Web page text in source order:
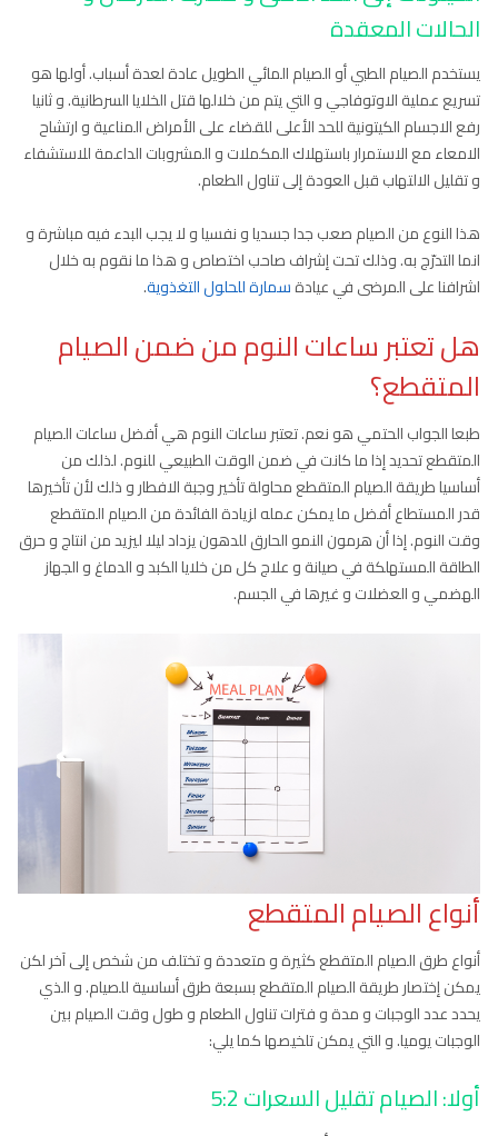
الحالات المعقدة
يستخدم الصيام الطبي أو الصيام المائي الطويل عادة لعدة أسباب. أولها هو
تسريع عملية الاوتوفاجي و التي يتم من خلالها قتل الخلايا السرطانية. و ثانيا
رفع الاجسام الكيتونية للحد الأعلى للقضاء على الأمراض المناعية و ارتشاح
الامعاء مع الاستمرار باستهلاك المكملات و المشروبات الداعمة للاستشفاء
و تقليل الالتهاب قبل العودة إلى تناول الطعام.
هذا النوع من الصيام صعب جدا جسديا و نفسيا و لا يجب البدء فيه مباشرة و
انما التدرّج به. وذلك تحت إشراف صاحب اختصاص و هذا ما نقوم به خلال
اشرافنا على المرضى في عيادةسمارة للحلول التغذوية.
هل تعتبر ساعات النوم من ضمن الصيام
المتقطع؟
طبعا الجواب الحتمي هو نعم. تعتبر ساعات النوم هي أفضل ساعات الصيام
المتقطع تحديد إذا ما كانت في ضمن الوقت الطبيعي للنوم. لذلك من
أساسيا طريقة الصيام المتقطع محاولة تأخير وجبة الافطار و ذلك لأن تأخيرها
قدر المستطاع أفضل ما يمكن عمله لزيادة الفائدة من الصيام المتقطع
وقت النوم. إذا أن هرمون النمو الحارق للدهون يزداد ليلا ليزيد من انتاج و حرق
الطاقة المستهلكة في صيانة و علاج كل من خلايا الكبد و الدماغ و الجهاز
الهضمي و العضلات و غيرها في الجسم.
أنواع الصيام المتقطع
أنواع طرق الصيام المتقطع كثيرة و متعددة و تختلف من شخص إلى آخر لكن
يمكن إختصار طريقة الصيام المتقطع بسبعة طرق أساسية للصيام. و الذي
يحدد عدد الوجبات و مدة و فترات تناول الطعام و طول وقت الصيام بين
الوجبات يوميا. و التي يمكن تلخيصها كما يلي:
أولا: الصيام تقليل السعرات 5:2